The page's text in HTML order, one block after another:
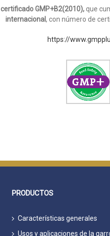
certificado GMP+B2(2010),que
internacional, con número de
https://
PRODUCTOS
Características generales
Usos y aplicaciones de la